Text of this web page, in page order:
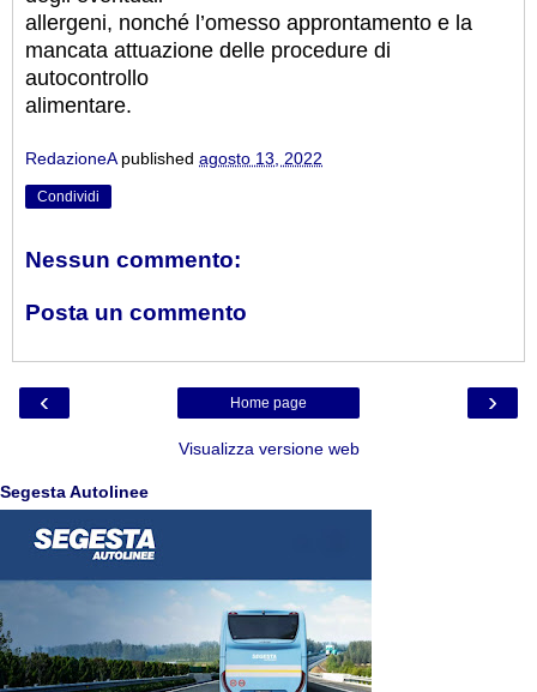
allergeni, nonché l’omesso approntamento e la
mancata attuazione delle procedure di
autocontrollo
alimentare.
RedazioneA published agosto 13, 2022
Condividi
Nessun commento:
Posta un commento
‹ ›
Home page
Visualizza versione web
Segesta Autolinee